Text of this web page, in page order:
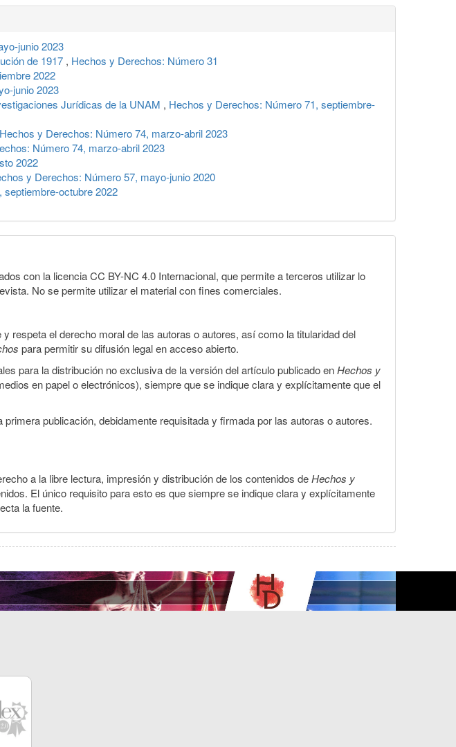
junio 2023
de 1917 , Hechos y Derechos: Número 31
2022
junio 2023
Jurídicas de la UNAM , Hechos y Derechos: Número 71, septiembre-
Hechos y Derechos: Número 74, marzo-abril 2023
Número 74, marzo-abril 2023
2022
y Derechos: Número 57, mayo-junio 2020
octubre 2022
con la licencia CC BY-NC 4.0 Internacional, que permite a terceros utilizar lo
No se permite utilizar el material con fines comerciales.
y respeta el derecho moral de las autoras o autores, así como la titularidad del
para permitir su difusión legal en acceso abierto.
para la distribución no exclusiva de la versión del artículo publicado enHechos y
en papel o electrónicos), siempre que se indique clara y explícitamente que el
publicación, debidamente requisitada y firmada por las autoras o autores.
a la libre lectura, impresión y distribución de los contenidos deHechos y
El único requisito para esto es que siempre se indique clara y explícitamente
la fuente.